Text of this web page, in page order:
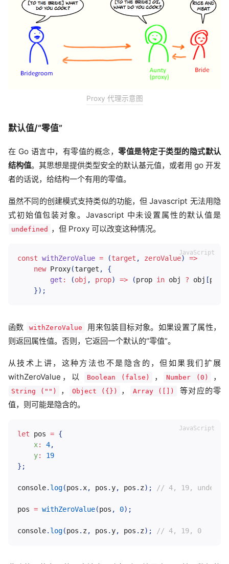
Proxy 代理示意图
默认值/“零值”
在 Go 语言中，有零值的概念， 零值是特定于类型的隐式默认
结构值。其思想是提供类型安全的默认基元值，或者用 go 开发
者的话说，给结构一个有用的零值。
虽然不同的创建模式支持类似的功能，但 Javascript 无法用隐
式初始值包装对象。Javascript 中未设置属性的默认值是
undefined ，但 Proxy 可以改变这种情况。
const withZeroValue = (target , zeroValue)
=>
new Proxy(target ,
{
get : (obj , prop) => (prop in obj ? obj [prop
}) ;
函数 withZeroValue
用来包装目标对象。如果设置了属性，
则返回属性值。否则，它返回一个默认的“零值”。
从技术上讲，这种方法也不是隐含的，但如果我们扩展
withZeroValue，以
Boolean (false) ， Number (0) ，
String ("") ， Object ({}) ， Array ([])
等对应的零
值，则可能是隐含的。
let pos = {
x: 4,
y:
19
} ;
console. log(pos . x, pos .y, pos . z) ; // 4, 19,
pos = withZeroValue(pos , 0) ;
console. log(pos . z, pos .y, pos . z) ; // 4, 19, 0